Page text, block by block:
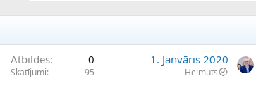
Atbildes 0
Skatījumi 95
1. Janvāris 2020
Helmuts